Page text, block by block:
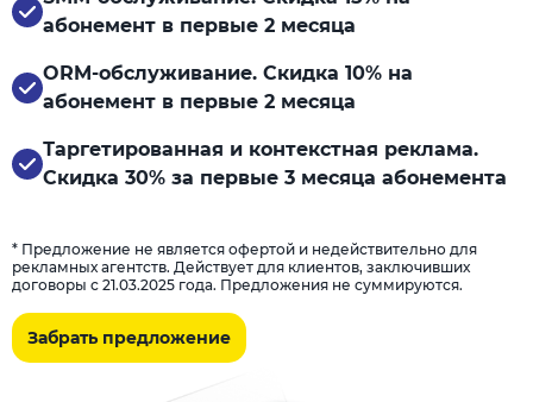
абонемент в первые 2 месяца
ORM-обслуживание. Скидка 10% на
абонемент в первые 2 месяца
Таргетированная и контекстная реклама.
Скидка 30% за первые 3 месяца абонемента
* Предложение не является офертой и недействительно для
рекламных агентств. Действует для клиентов, заключивших
договоры с 21.03.2025 года. Предложения не суммируются.
Забрать предложение